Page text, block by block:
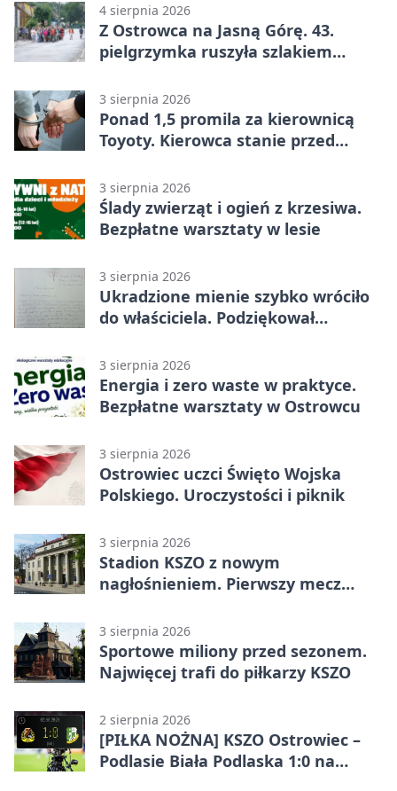
4 sierpnia 2026
Z Ostrowca na Jasną Górę. 43.
pielgrzymka ruszyła szlakiem
3 sierpnia 2026
Ponad 1,5 promila za kierownicą
Toyoty. Kierowca stanie przed
3 sierpnia 2026
Ślady zwierząt i ogień z krzesiwa.
Bezpłatne warsztaty w lesie
3 sierpnia 2026
Ukradzione mienie szybko wróciło
do właściciela. Podziękował
3 sierpnia 2026
Energia i zero waste w praktyce.
Bezpłatne warsztaty w Ostrowcu
3 sierpnia 2026
Ostrowiec uczci Święto Wojska
Polskiego. Uroczystości i piknik
3 sierpnia 2026
Stadion KSZO z nowym
nagłośnieniem. Pierwszy mecz
3 sierpnia 2026
Sportowe miliony przed sezonem.
Najwięcej trafi do piłkarzy KSZO
2 sierpnia 2026
[PIŁKA NOŻNA] KSZO Ostrowiec –
Podlasie Biała Podlaska 1:0 na